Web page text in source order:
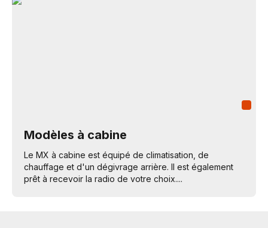
Modèles à cabine
Le MX à cabine est équipé de climatisation, de
chauffage et d'un dégivrage arrière. Il est également
prêt à recevoir la radio de votre choix....